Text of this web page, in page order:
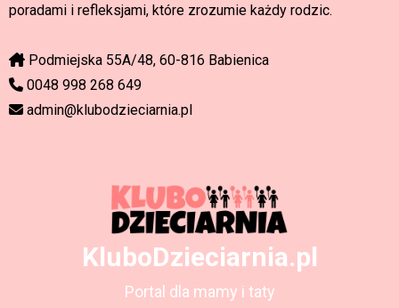
poradami i refleksjami, które zrozumie każdy rodzic.
Podmiejska 55A/48, 60-816 Babienica
0048 998 268 649
admin@klubodzieciarnia.pl
KluboDzieciarnia.pl
Portal dla mamy i taty